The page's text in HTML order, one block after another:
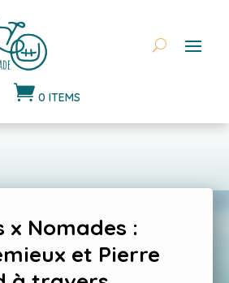
 0 ITEMS
x Nomades :
et Pierre